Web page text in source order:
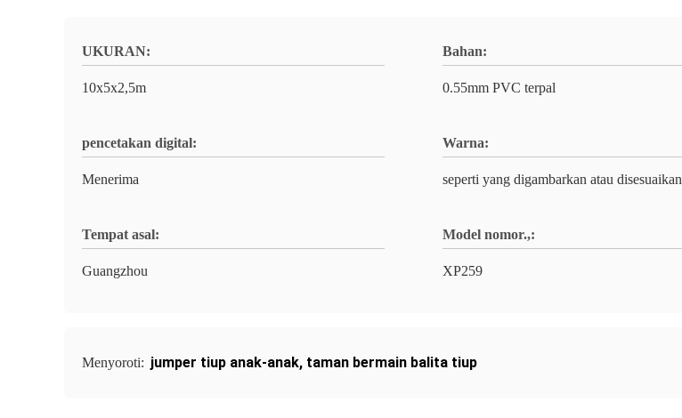
UKURAN:
10x5x2,5m
Bahan:
0.55mm PVC terpal
pencetakan digital:
Menerima
Warna:
seperti yang digambarkan atau disesuaikan
Tempat asal:
Guangzhou
Model nomor.,:
XP259
Menyoroti: jumper tiup anak-anak, taman bermain balita tiup